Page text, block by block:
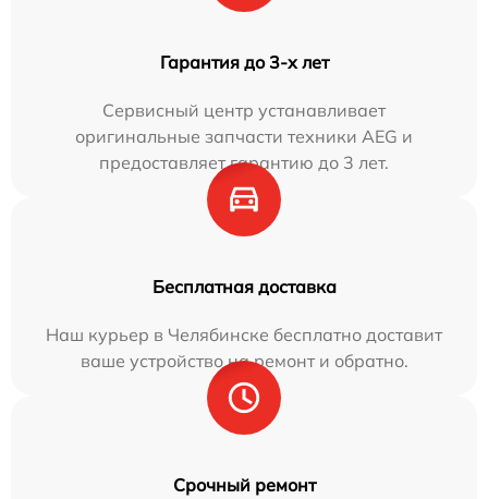
Гарантия до 3-х лет
Сервисный центр устанавливает
оригинальные запчасти техники AEG и
предоставляет гарантию до 3 лет.
Бесплатная доставка
Наш курьер в Челябинске бесплатно доставит
ваше устройство на ремонт и обратно.
Срочный ремонт